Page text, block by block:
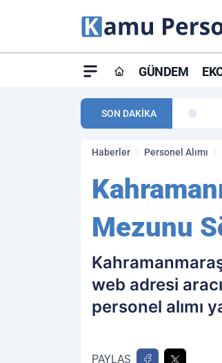
GÜNDEM
SON DAKİKA
maç özeti ve golleri! 23:59
Haberler Personel Alımı
Mezunu
web adresi
personel alımı
PAYLAŞ